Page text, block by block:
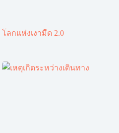
โลกแห่งเงามืด 2.0